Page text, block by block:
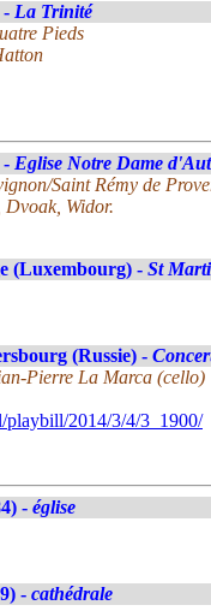
- La Trinité
Pieds
- Eglise Notre Dame
Saint Rémy de
Widor.
(Luxembourg) - St
(Russie) -
Pierre La Marca (cello)
2014/3/4/3_1900/
- église
- cathédrale